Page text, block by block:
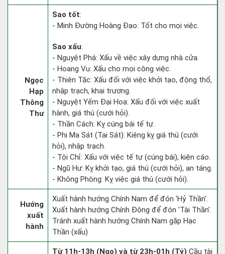
Ngọc
Hạp
Thông
Thư
Sao tốt:
- Minh Đường Hoàng Đạo: Tốt cho mọi việc.
Sao xấu:
- Nguyệt Phá: Xấu về việc xây dựng nhà cửa.
- Hoang Vu: Xấu cho mọi công việc.
- Thiên Tặc: Xấu đối với việc khởi tạo, động thổ,
nhập trạch, khai trương.
- Nguyệt Yếm Đại Hoạ: Xấu đối với việc xuất
hành, giá thú (cưới hỏi).
- Thần Cách: Kỵ cúng bái tế tự.
- Phi Ma Sát (Tai Sát): Kiêng kỵ giá thú (cưới
hỏi), nhập trạch.
- Tội Chỉ: Xấu với việc tế tự (cúng bái), kiện cáo.
- Ngũ Hư: Kỵ khởi tạo, giá thú (cưới hỏi), an táng.
- Không Phòng: Kỵ việc giá thú (cưới hỏi).
Hướng
xuất
hành
Xuất hành hướng Chính Nam để đón 'Hỷ Thần'.
Xuất hành hướng Chính Đông để đón 'Tài Thần'.
Tránh xuất hành hướng Chính Nam gặp Hạc
Thần (xấu)
Từ 11h-13h (Ngọ) và từ 23h-01h (Tý) Cầu tài